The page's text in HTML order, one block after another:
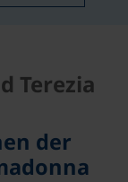
Terezia
der